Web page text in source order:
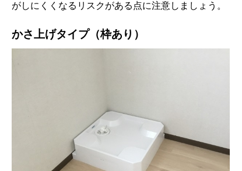
がしにくくなるリスクがある点に注意しましょう。
かさ上げタイプ（枠あり）